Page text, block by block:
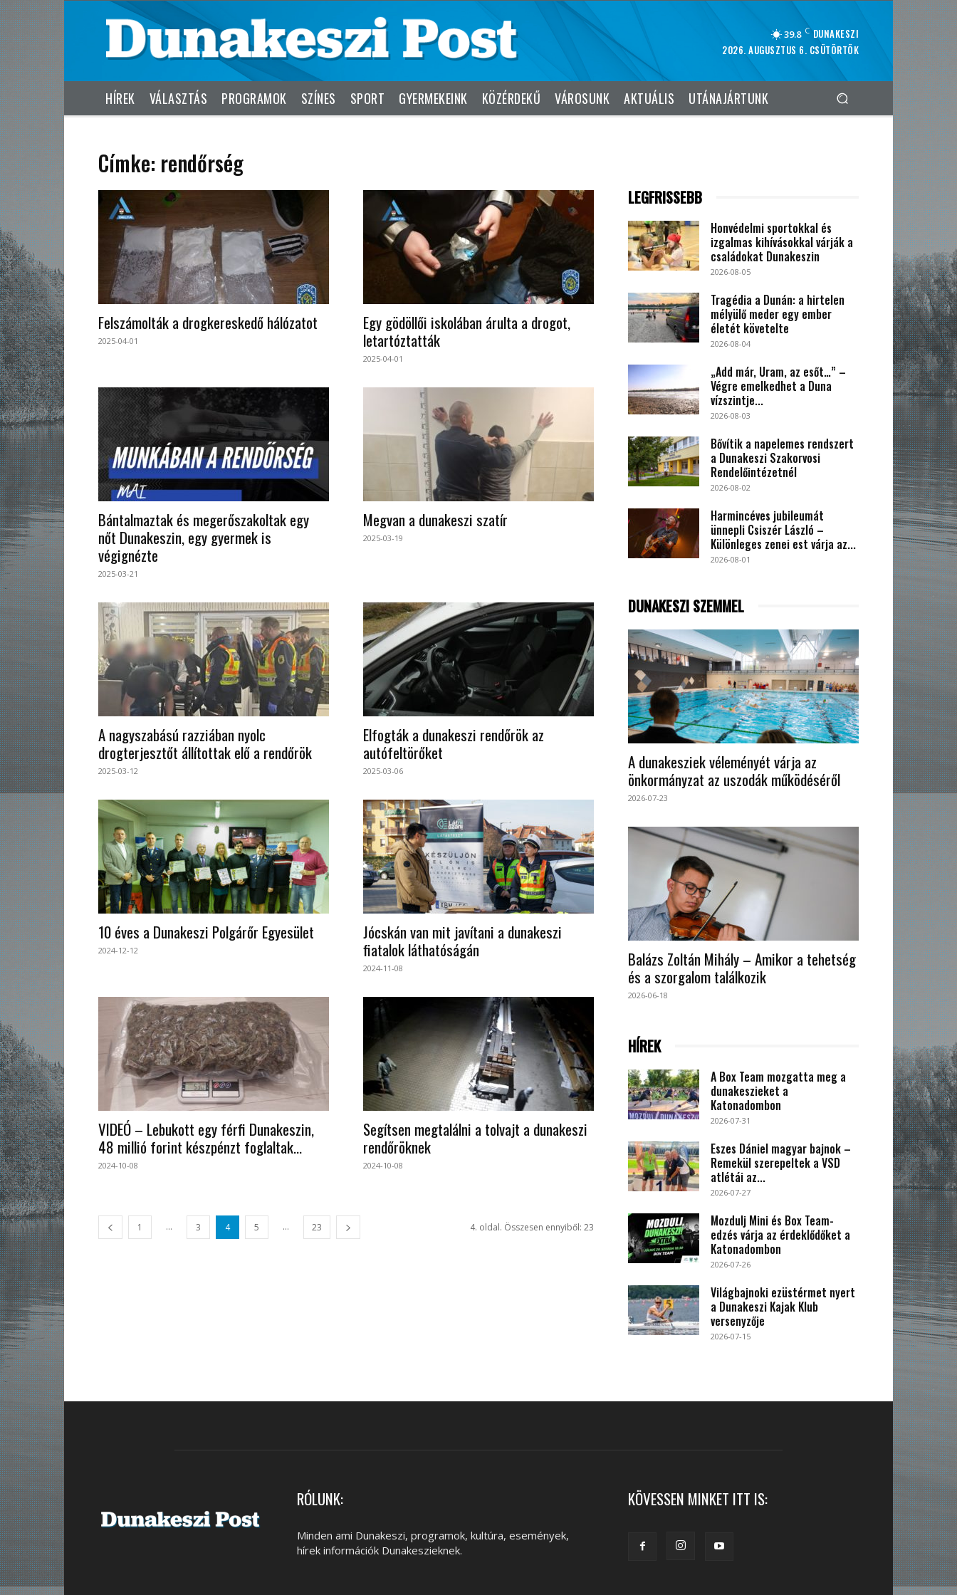
39.8 C DUNAKESZI
2026. AUGUSZTUS 6. CSÜTÖRTÖK
HÍREK VÁLASZTÁS PROGRAMOK SZÍNES SPORT GYERMEKEINK KÖZÉRDEKŰ VÁROSUNK AKTUÁLIS UTÁNAJÁRTUNK
Címke: rendőrség
Felszámolták a drogkereskedő hálózatot
2025-04-01
Egy gödöllői iskolában árulta a drogot,
letartóztatták
2025-04-01
Bántalmaztak és megerőszakoltak egy
nőt Dunakeszin, egy gyermek is
végignézte
2025-03-21
Megvan a dunakeszi szatír
2025-03-19
A nagyszabású razziában nyolc
drogterjesztőt állítottak elő a rendőrök
2025-03-12
Elfogták a dunakeszi rendőrök az
autófeltörőket
2025-03-06
10 éves a Dunakeszi Polgárőr Egyesület
2024-12-12
Jócskán van mit javítani a dunakeszi
fiatalok láthatóságán
2024-11-08
VIDEÓ – Lebukott egy férfi Dunakeszin,
48 millió forint készpénzt foglaltak...
2024-10-08
Segítsen megtalálni a tolvajt a dunakeszi
rendőröknek
2024-10-08
1 ... 3 4 5 ... 23 4. oldal. Összesen ennyiből: 23
LEGFRISSEBB
Honvédelmi sportokkal és
izgalmas kihívásokkal várják a
családokat Dunakeszin
2026-08-05
Tragédia a Dunán: a hirtelen
mélyülő meder egy ember
életét követelte
2026-08-04
„Add már, Uram, az esőt…” –
Végre emelkedhet a Duna
vízszintje...
2026-08-03
Bővítik a napelemes rendszert
a Dunakeszi Szakorvosi
Rendelőintézetnél
2026-08-02
Harmincéves jubileumát
ünnepli Csiszér László –
Különleges zenei est várja az...
2026-08-01
DUNAKESZI SZEMMEL
A dunakesziek véleményét várja az
önkormányzat az uszodák működéséről
2026-07-23
Balázs Zoltán Mihály – Amikor a tehetség
és a szorgalom találkozik
2026-06-18
HÍREK
A Box Team mozgatta meg a
dunakeszieket a
Katonadombon
2026-07-31
Eszes Dániel magyar bajnok –
Remekül szerepeltek a VSD
atlétái az...
2026-07-27
Mozdulj Mini és Box Team-
edzés várja az érdeklődőket a
Katonadombon
2026-07-26
Világbajnoki ezüstérmet nyert
a Dunakeszi Kajak Klub
versenyzője
2026-07-15
RÓLUNK:
Minden ami Dunakeszi, programok, kultúra, események,
hírek információk Dunakeszieknek.
KÖVESSEN MINKET ITT IS: